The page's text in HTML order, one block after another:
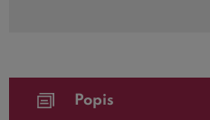
Popis